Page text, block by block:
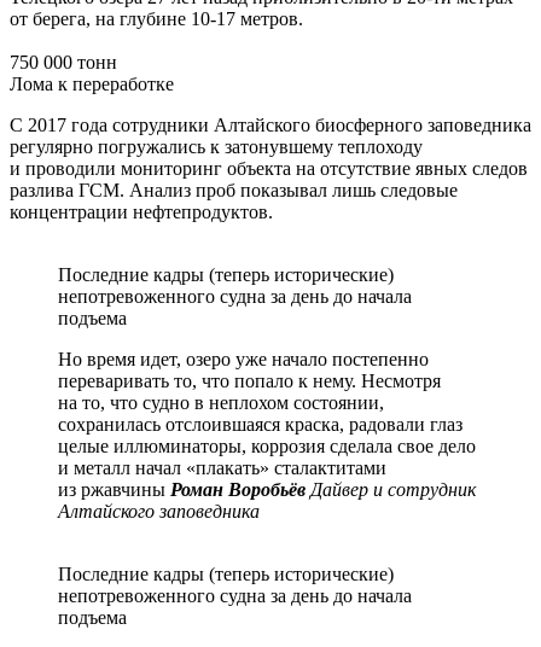
от берега, на глубине 10-17 метров.
750 000 тонн
Лома к переработке
С 2017 года сотрудники Алтайского биосферного заповедника
регулярно погружались к затонувшему теплоходу
и проводили мониторинг объекта на отсутствие явных следов
разлива ГСМ. Анализ проб показывал лишь следовые
концентрации нефтепродуктов.
Последние кадры (теперь исторические)
непотревоженного судна за день до начала
подъема
Но время идет, озеро уже начало постепенно
переваривать то, что попало к нему. Несмотря
на то, что судно в неплохом состоянии,
сохранилась отслоившаяся краска, радовали глаз
целые иллюминаторы, коррозия сделала свое дело
и металл начал «плакать» сталактитами
из ржавчины Роман Воробьёв Дайвер и сотрудник
Алтайского заповедника
Последние кадры (теперь исторические)
непотревоженного судна за день до начала
подъема